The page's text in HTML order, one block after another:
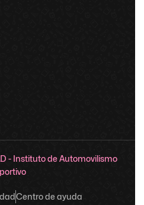
- Instituto de Automovilismo
Centro de ayuda